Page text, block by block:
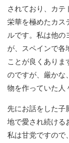
されており、カテ
栄華を極めたカス
ルです。私は他の
が、スペインで各
ことが良くありま
のですが、厳かな
物を作っていた人
先にお話をした子
地で愛され続ける
私は甘党ですので